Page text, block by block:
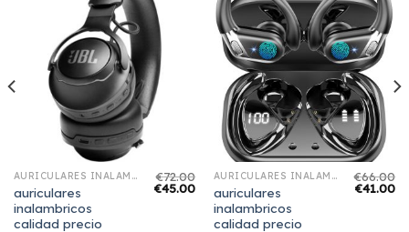
AURICULARES INALAMBRICOS CALIDAD PRECIO
auriculares
inalambricos
calidad precio
€72.00
€45.00
AURICULARES INALAMBRICOS CALIDAD PRECIO
auriculares
inalambricos
calidad precio
€66.00
€41.00